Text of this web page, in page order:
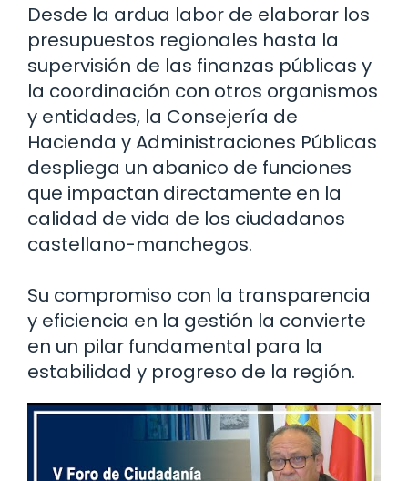
Desde la ardua labor de elaborar los
presupuestos regionales hasta la
supervisión de las finanzas públicas y
la coordinación con otros organismos
y entidades, la Consejería de
Hacienda y Administraciones Públicas
despliega un abanico de funciones
que impactan directamente en la
calidad de vida de los ciudadanos
castellano-manchegos.
Su compromiso con la transparencia
y eficiencia en la gestión la convierte
en un pilar fundamental para la
estabilidad y progreso de la región.